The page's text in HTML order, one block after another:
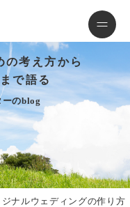
の考え方から
で語る
ーのblog
ジナルウェディングの作り方